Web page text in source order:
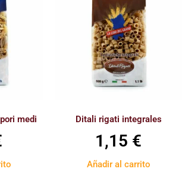
medi Ditali rigati integrales
1,15 €
Añadir al carrito